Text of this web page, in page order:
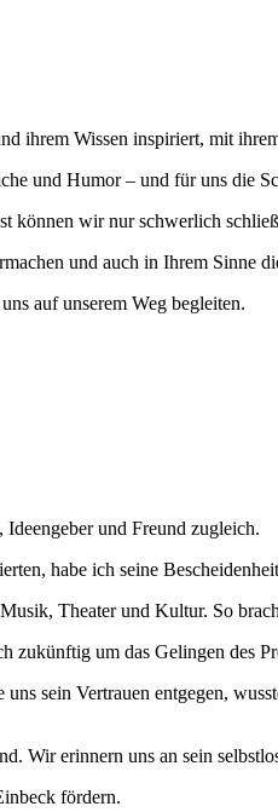
ihrem Wissen inspiriert, mit
und Humor – und für uns die
können wir nur schwerlich
und auch in Ihrem Sinne
auf unserem Weg begleiten.
und Freund zugleich.
habe ich seine
Theater und Kultur. So
zukünftig um das Gelingen
sein Vertrauen entgegen,
Wir erinnern uns an sein
fördern.